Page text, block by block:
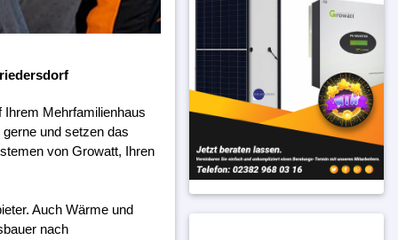
Ihrem Mehrfamilienhaus
und setzen das
von Growatt, Ihren
Auch Wärme und
nach